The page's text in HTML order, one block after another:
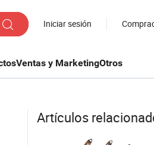
Iniciar sesión
Ventas y MarketingOtros
Artículos